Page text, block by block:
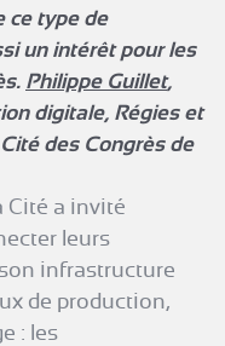
ce type de
un intérêt pour les
Philippe Guillet,
digitale, Régies et
des Congrès de
Cité a invité
leurs
infrastructure
de production,
: les